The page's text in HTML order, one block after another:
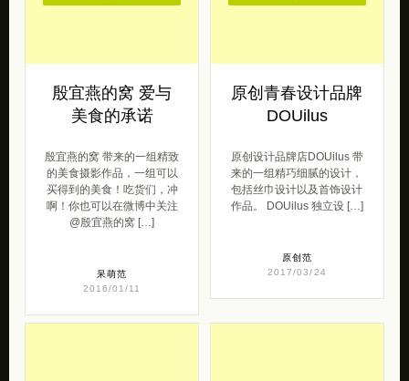
殷宜燕的窝 爱与
美食的承诺
殷宜燕的窝 带来的一组精致
的美食摄影作品，一组可以
买得到的美食！吃货们，冲
啊！你也可以在微博中关注
@殷宜燕的窝 […]
呆萌范
2016/01/11
原创青春设计品牌
DOUilus
原创设计品牌店DOUilus 带
来的一组精巧细腻的设计，
包括丝巾设计以及首饰设计
作品。 DOUilus 独立设 […]
原创范
2017/03/24